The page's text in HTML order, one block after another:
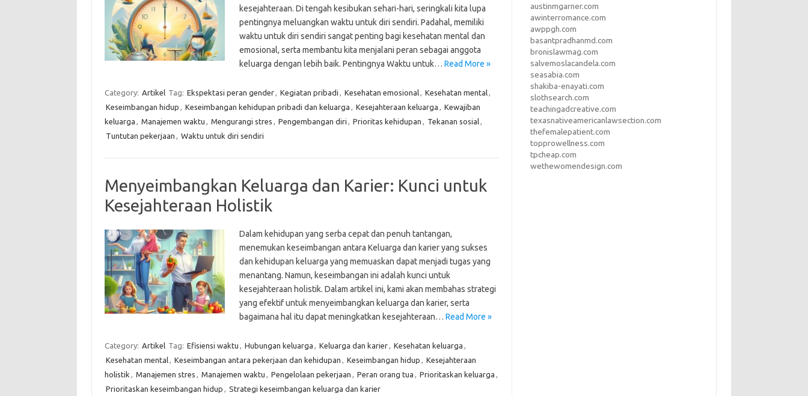
kesejahteraan. Di tengah kesibukan sehari-hari, seringkali kita lupa
pentingnya meluangkan waktu untuk diri sendiri. Padahal, memiliki
waktu untuk diri sendiri sangat penting bagi kesehatan mental dan
emosional, serta membantu kita menjalani peran sebagai anggota
keluarga dengan lebih baik. Pentingnya Waktu untuk… Read More »
Category: Artikel Tag: Ekspektasi peran gender, Kegiatan pribadi , Kesehatan emosional, Kesehatan mental,
Keseimbangan hidup , Keseimbangan kehidupan pribadi dan keluarga , Kesejahteraan keluarga , Kewajiban
keluarga , Manajemen waktu , Mengurangi stres , Pengembangan diri , Prioritas kehidupan , Tekanan sosial,
Tuntutan pekerjaan , Waktu untuk diri sendiri
Menyeimbangkan Keluarga dan Karier: Kunci untuk
Kesejahteraan Holistik
Dalam kehidupan yang serba cepat dan penuh tantangan,
menemukan keseimbangan antara Keluarga dan karier yang sukses
dan kehidupan keluarga yang memuaskan dapat menjadi tugas yang
menantang. Namun, keseimbangan ini adalah kunci untuk
kesejahteraan holistik. Dalam artikel ini, kami akan membahas strategi
yang efektif untuk menyeimbangkan keluarga dan karier, serta
bagaimana hal itu dapat meningkatkan kesejahteraan… Read More »
Category: Artikel Tag: Efisiensi waktu , Hubungan keluarga , Keluarga dan karier, Kesehatan keluarga ,
Kesehatan mental, Keseimbangan antara pekerjaan dan kehidupan , Keseimbangan hidup , Kesejahteraan
holistik , Manajemen stres , Manajemen waktu , Pengelolaan pekerjaan , Peran orang tua , Prioritaskan keluarga ,
Prioritaskan keseimbangan hidup , Strategi keseimbangan keluarga dan karier
austinmgarner.com
awinterromance.com
awppgh.com
basantpradhanmd.com
bronislawmag.com
salvemoslacandela.com
seasabia.com
shakiba-enayati.com
slothsearch.com
teachingadcreative.com
texasnativeamericanlawsection.com
thefemalepatient.com
topprowellness.com
tpcheap.com
wethewomendesign.com